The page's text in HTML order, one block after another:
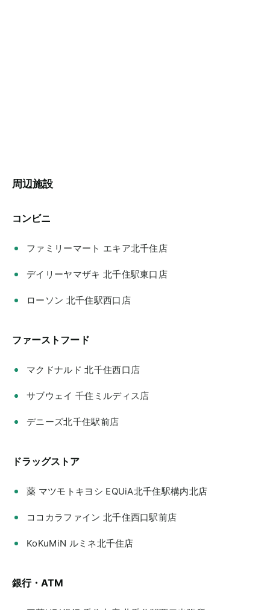
周辺施設
コンビニ
ファミリーマート エキア北千住店
デイリーヤマザキ 北千住駅東口店
ローソン 北千住駅西口店
ファーストフード
マクドナルド 北千住西口店
サブウェイ 千住ミルディス店
デニーズ北千住駅前店
ドラッグストア
薬 マツモトキヨシ EQUiA北千住駅構内北店
ココカラファイン 北千住西口駅前店
KoKuMiN ルミネ北千住店
銀行・ATM